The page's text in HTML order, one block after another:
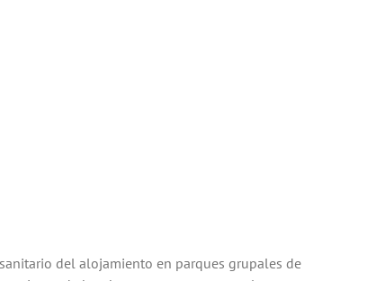
sanitario del alojamiento en parques grupales de